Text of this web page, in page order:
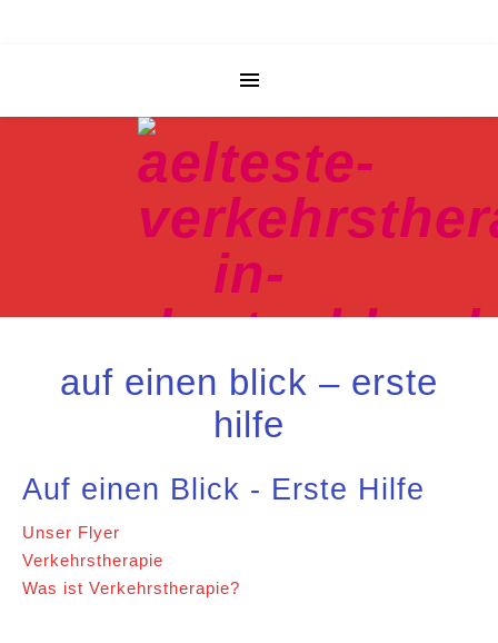
Verkehrstherapie in ganz Deutschland
auf einen blick – erste
hilfe
Auf einen Blick - Erste Hilfe
Unser Flyer
Verkehrstherapie
Was ist Verkehrstherapie?